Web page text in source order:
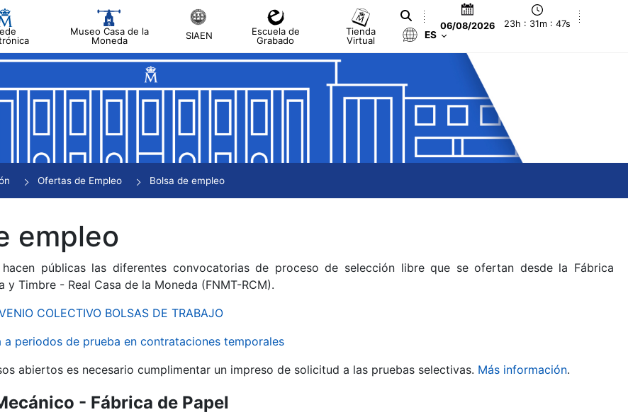
Museo Casa de la
Moneda
SIAEN
Escuela de
Grabado
Tienda
Virtual
06/08/2026 23h : 31m : 47s
ES
Ofertas de Empleo Bolsa de empleo
empleo
públicas las diferentes convocatorias de proceso de selección libre que se ofertan desde la Fábrica
y Timbre - Real Casa de la Moneda (FNMT-RCM).
COLECTIVO BOLSAS DE TRABAJO
a periodos de prueba en contrataciones temporales
abiertos es necesario cumplimentar un impreso de solicitud a las pruebas selectivas. Más información.
- Fábrica de Papel